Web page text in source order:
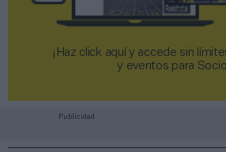
¡Haz click aquí y accede sin
y eventos para
Publicidad